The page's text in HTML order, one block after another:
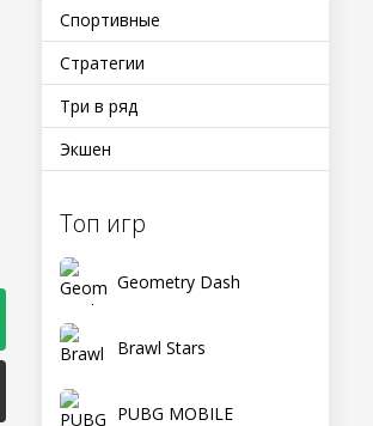
Спортивные
Стратегии
Три в ряд
Экшен
Топ игр
Geometry Dash
Brawl Stars
PUBG MOBILE